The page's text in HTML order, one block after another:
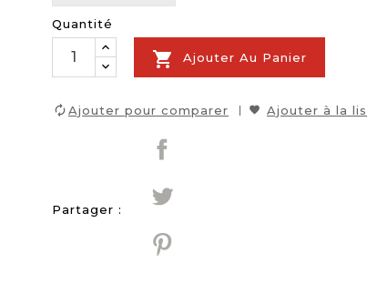
Quantité
 Ajouter Au Panier
Ajouter pour comparer Ajouter à la
Partager :